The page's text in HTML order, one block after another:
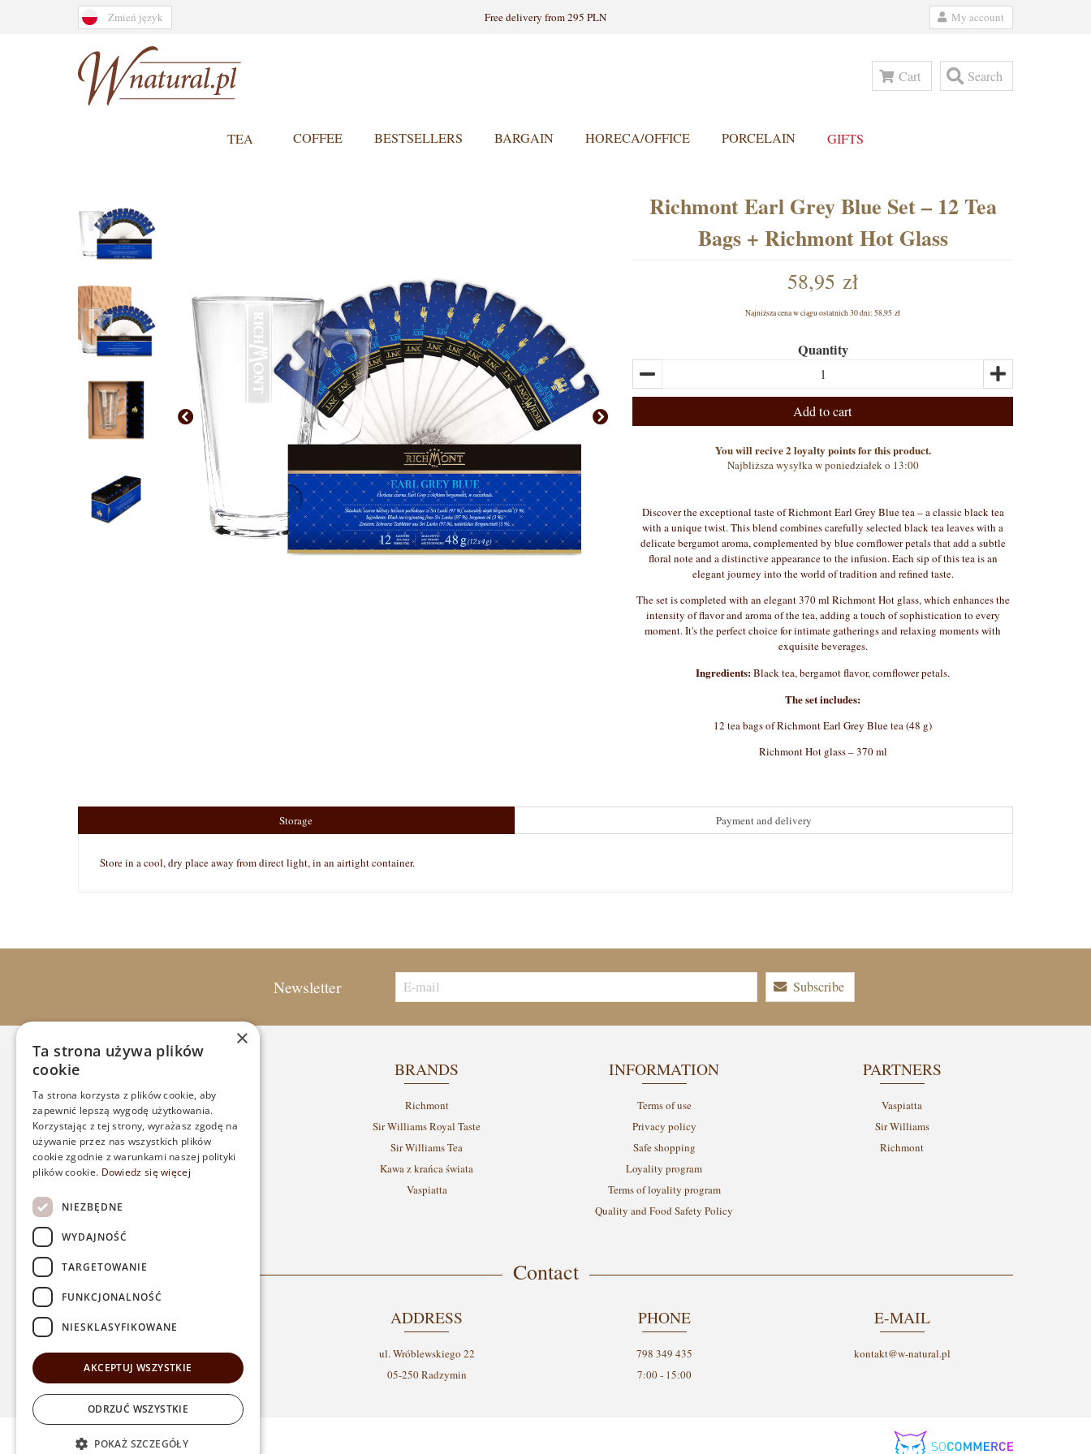
Zmień język Free delivery from 295 PLN My account
Cart Search
TEA COFFEE BESTSELLERS BARGAIN HORECA/OFFICE PORCELAIN GIFTS
Richmont Earl Grey Blue Set – 12 Tea
Bags + Richmont Hot Glass
58,95 zł
Najniższa cena w ciągu ostatnich 30 dni: 58,95 zł
Quantity
Add to cart
You will recive 2 loyalty points for this product.
Najbliższa wysyłka w poniedziałek o 13:00
Discover the exceptional taste of Richmont Earl Grey Blue tea – a classic black tea
with a unique twist. This blend combines carefully selected black tea leaves with a
delicate bergamot aroma, complemented by blue cornflower petals that add a subtle
floral note and a distinctive appearance to the infusion. Each sip of this tea is an
elegant journey into the world of tradition and refined taste.
The set is completed with an elegant 370 ml Richmont Hot glass, which enhances the
intensity of flavor and aroma of the tea, adding a touch of sophistication to every
moment. It's the perfect choice for intimate gatherings and relaxing moments with
exquisite beverages.
Ingredients:Black tea, bergamot flavor, cornflower petals.
The set includes:
12 tea bags of Richmont Earl Grey Blue tea (48 g)
Richmont Hot glass – 370 ml
Storage Payment and delivery
Store in a cool, dry place away from direct light, in an airtight container.
Newsletter Subscribe
Contact
Payments
Delivery
Returns
BRANDS
Richmont
Sir Williams Royal Taste
Sir Williams Tea
Kawa z krańca świata
Vaspiatta
INFORMATION
Terms of use
Privacy policy
Safe shopping
Loyality program
Terms of loyality program
Quality and Food Safety Policy
PARTNERS
Vaspiatta
Sir Williams
Richmont
Contact
ADDRESS
ul. Wróblewskiego 22
05-250 Radzymin
PHONE
798 349 435
7:00 - 15:00
E-MAIL
kontakt@w-natural.pl
© 2026W Natural. All Rights Reserved.
×
Ta strona używa plików
cookie
Ta strona korzysta z plików cookie, aby
zapewnić lepszą wygodę użytkowania.
Korzystając z tej strony, wyrażasz zgodę na
używanie przez nas wszystkich plików
cookie zgodnie z warunkami naszej polityki
plików cookie. Dowiedz się więcej
NIEZBĘDNE
WYDAJNOŚĆ
TARGETOWANIE
FUNKCJONALNOŚĆ
NIESKLASYFIKOWANE
AKCEPTUJ WSZYSTKIE
ODRZUĆ WSZYSTKIE
POKAŻ SZCZEGÓŁY